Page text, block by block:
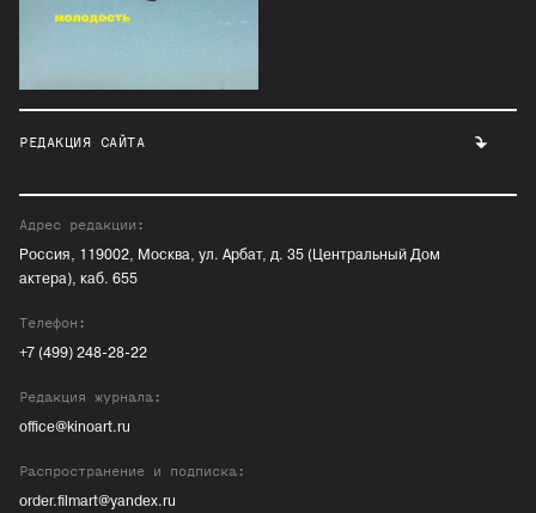
РЕДАКЦИЯ САЙТА
Адрес редакции:
Россия, 119002, Москва, ул. Арбат, д. 35 (Центральный Дом
актера), каб. 655
Телефон:
+7 (499) 248-28-22
Редакция журнала:
office@kinoart.ru
Распространение и подписка:
order.filmart@yandex.ru